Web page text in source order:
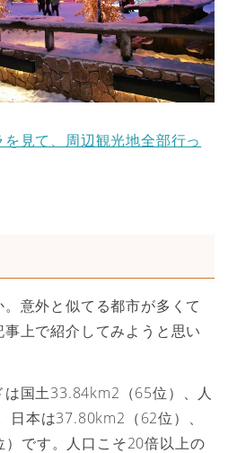
見て、周辺観光地全部行っ
意外と似てる都市が多くて
上で紹介してみようと思い
国土33.84km2（65位）、人
本は37.80km2（62位）、
です。人口こそ20倍以上の